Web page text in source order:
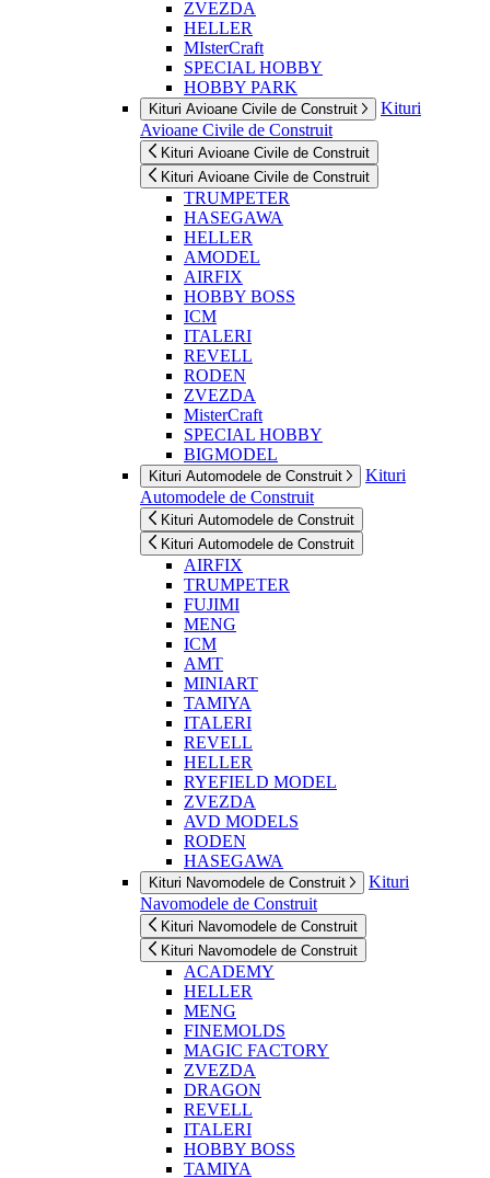
ZVEZDA
HELLER
MIsterCraft
SPECIAL HOBBY
HOBBY PARK
Kituri Avioane Civile de Construit
Kituri
Avioane Civile de Construit
Kituri Avioane Civile de Construit
Kituri Avioane Civile de Construit
TRUMPETER
HASEGAWA
HELLER
AMODEL
AIRFIX
HOBBY BOSS
ICM
ITALERI
REVELL
RODEN
ZVEZDA
MisterCraft
SPECIAL HOBBY
BIGMODEL
Kituri Automodele de Construit
Kituri
Automodele de Construit
Kituri Automodele de Construit
Kituri Automodele de Construit
AIRFIX
TRUMPETER
FUJIMI
MENG
ICM
AMT
MINIART
TAMIYA
ITALERI
REVELL
HELLER
RYEFIELD MODEL
ZVEZDA
AVD MODELS
RODEN
HASEGAWA
Kituri Navomodele de Construit
Kituri
Navomodele de Construit
Kituri Navomodele de Construit
Kituri Navomodele de Construit
ACADEMY
HELLER
MENG
FINEMOLDS
MAGIC FACTORY
ZVEZDA
DRAGON
REVELL
ITALERI
HOBBY BOSS
TAMIYA